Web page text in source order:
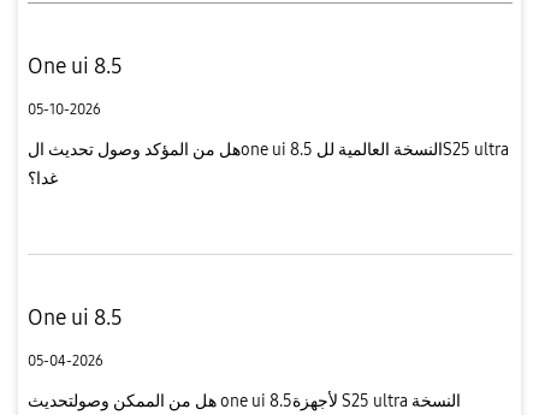
One ui 8.5
05-10-2026
هل من المؤكد وصول تحديث الone ui 8.5 النسخة العالمية للS25 ultra
غدا؟
One ui 8.5
05-04-2026
هل من الممكن وصولتحديث one ui 8.5لأجهزة S25 ultra النسخة